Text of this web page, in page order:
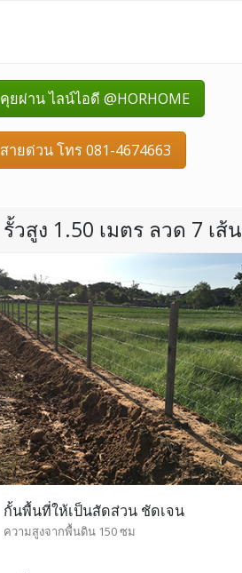
คุยผ่าน ไลน์ไอดี @HORHOME
สายด่วน โทร 081-4674663
รั้วสูง 1.50 เมตร ลวด 7 เส้น
กั้นพื้นที่ให้เป็นสัดส่วน ชัดเจน
ความสูงจากพื้นดิน 150 ซม